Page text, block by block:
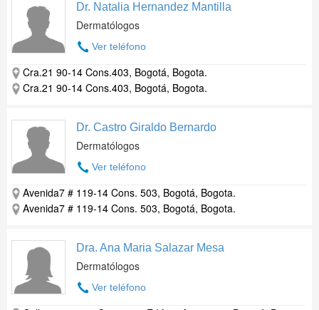
Dr. Natalia Hernandez Mantilla
Dermatólogos
Ver teléfono
Cra.21 90-14 Cons.403, Bogotá, Bogota.
Cra.21 90-14 Cons.403, Bogotá, Bogota.
Dr. Castro Giraldo Bernardo
Dermatólogos
Ver teléfono
Avenida7 # 119-14 Cons. 503, Bogotá, Bogota.
Avenida7 # 119-14 Cons. 503, Bogotá, Bogota.
Dra. Ana Maria Salazar Mesa
Dermatólogos
Ver teléfono